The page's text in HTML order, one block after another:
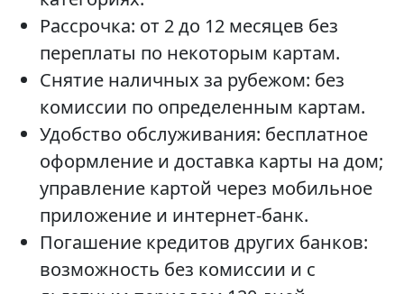
Рассрочка: от 2 до 12 месяцев без
переплаты по некоторым картам.
Снятие наличных за рубежом: без
комиссии по определенным картам.
Удобство обслуживания: бесплатное
оформление и доставка карты на дом;
управление картой через мобильное
приложение и интернет-банк.
Погашение кредитов других банков:
возможность без комиссии и с